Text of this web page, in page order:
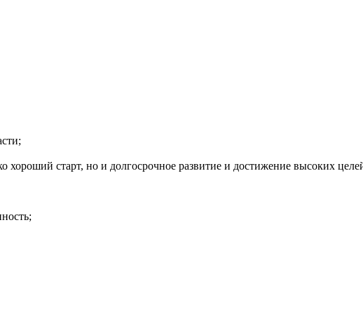
хороший старт, но и долгосрочное развитие и достижение высоких